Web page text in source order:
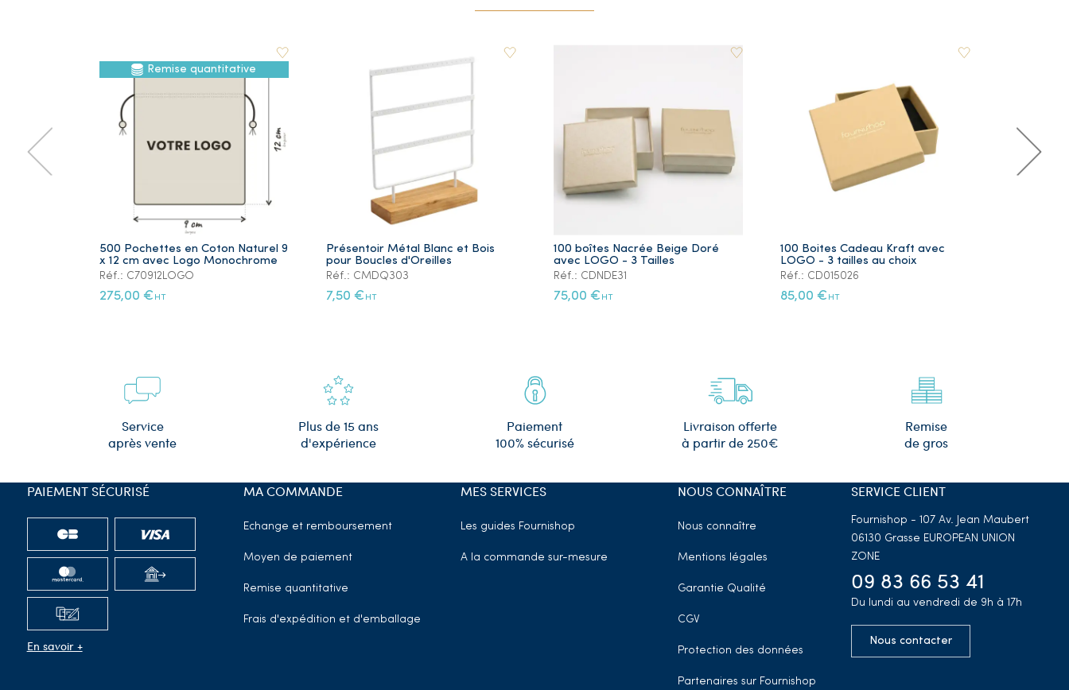
Remise quantitative
500 Pochettes en Coton Naturel 9
x 12 cm avec Logo Monochrome
Réf.: C70912LOGO
275,00 € HT
Présentoir Métal Blanc et Bois
pour Boucles d'Oreilles
Réf.: CMDQ303
7,50 € HT
100 boîtes Nacrée Beige Doré
avec LOGO - 3 Tailles
Réf.: CDNDE31
75,00 € HT
100 Boites Cadeau Kraft avec
LOGO - 3 tailles au choix
Réf.: CD015026
85,00 € HT
Service
après vente
Plus de 15 ans
d'expérience
Paiement
100% sécurisé
Livraison offerte
à partir de 250€
Remise
de gros
MA COMMANDE
Echange et remboursement
Moyen de paiement
Remise quantitative
Frais d'expédition et d'emballage
MES SERVICES
Les guides Fournishop
A la commande sur-mesure
NOUS CONNAÎTRE
Nous connaître
Mentions légales
Garantie Qualité
CGV
Protection des données
Partenaires sur Fournishop
SERVICE CLIENT
Fournishop - 107 Av. Jean Maubert
06130 Grasse EUROPEAN UNION
ZONE
09 83 66 53 41
Du lundi au vendredi de 9h à 17h
Nous contacter
PAIEMENT SÉCURISÉ
En savoir +